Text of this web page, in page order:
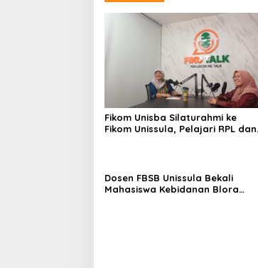
Fikom Unisba Silaturahmi ke
Fikom Unissula, Pelajari RPL dan
Dosen FBSB Unissula Bekali
Mahasiswa Kebidanan Blora